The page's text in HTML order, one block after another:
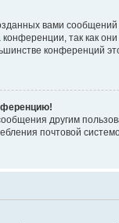
вами
так как
конференций
другим
почтовой